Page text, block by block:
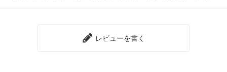
レビューを書く